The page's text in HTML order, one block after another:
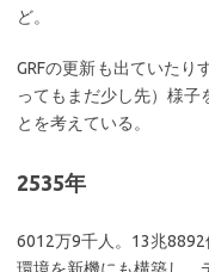
ど。
GRFの更新も出ていた
ってもまだ少し先）様子
とを考えている。
2535年
6012万9千人。13兆8892
環境を新機にも構築し、